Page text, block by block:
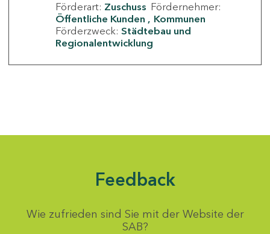
Förderart: Zuschuss Fördernehmer:
Öffentliche Kunden
Kommunen
Förderzweck: Städtebau und
Regionalentwicklung
Feedback
Wie zufrieden sind Sie mit der Website der
SAB?